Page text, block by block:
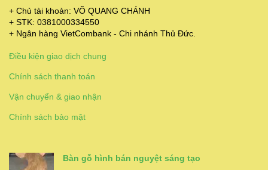
+ Chủ tài khoản: VÕ QUANG CHÁNH
+ STK: 0381000334550
+ Ngân hàng VietCombank - Chi nhánh Thủ Đức.
Điều kiện giao dịch chung
Chính sách thanh toán
Vận chuyển & giao nhận
Chính sách bảo mật
Bàn gỗ hình bán nguyệt sáng tạo